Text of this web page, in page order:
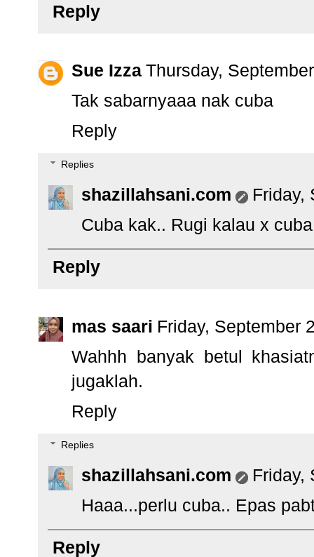
Reply
Sue Izza Thursday,
Tak sabarnyaaa nak cuba
Reply
Replies
shazillahsani.com
Friday,
Cuba kak.. Rugi kalau x
Reply
mas saari Friday, September
Wahhh banyak betul
jugaklah.
Reply
Replies
shazillahsani.com
Friday,
Haaa...perlu cuba.. Epas
Reply